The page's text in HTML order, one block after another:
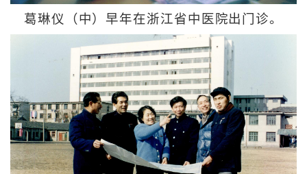
葛琳仪（中）早年在浙江省中医院出门诊。